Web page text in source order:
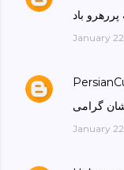
باد
January
گرامی
January